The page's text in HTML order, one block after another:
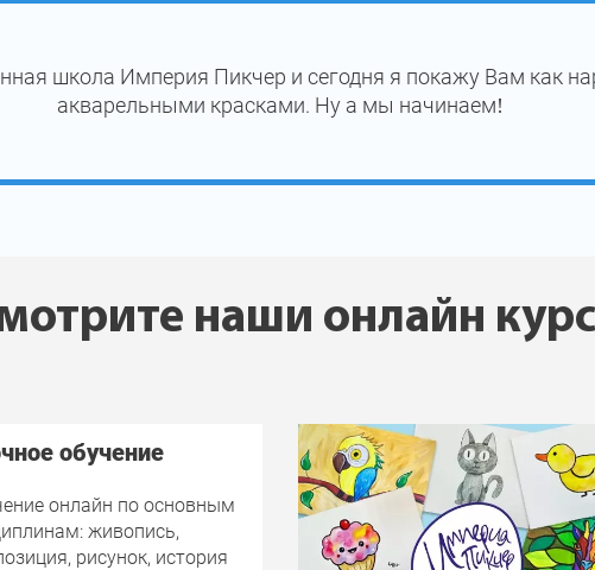
школа Империя Пикчер и сегодня я покажу Вам как
акварельными красками. Ну а мы начинаем!
наши онлайн
обучение
онлайн по основным
живопись,
рисунок, история